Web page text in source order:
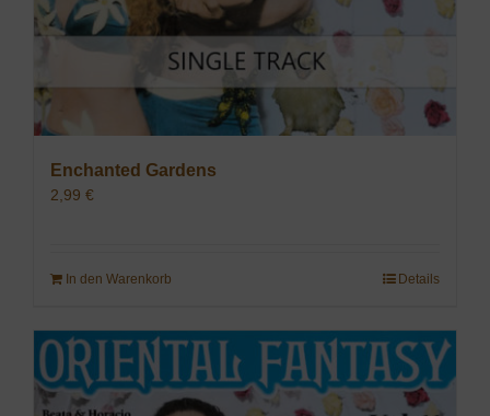
Enchanted Gardens
2,99 €
In den Warenkorb Details